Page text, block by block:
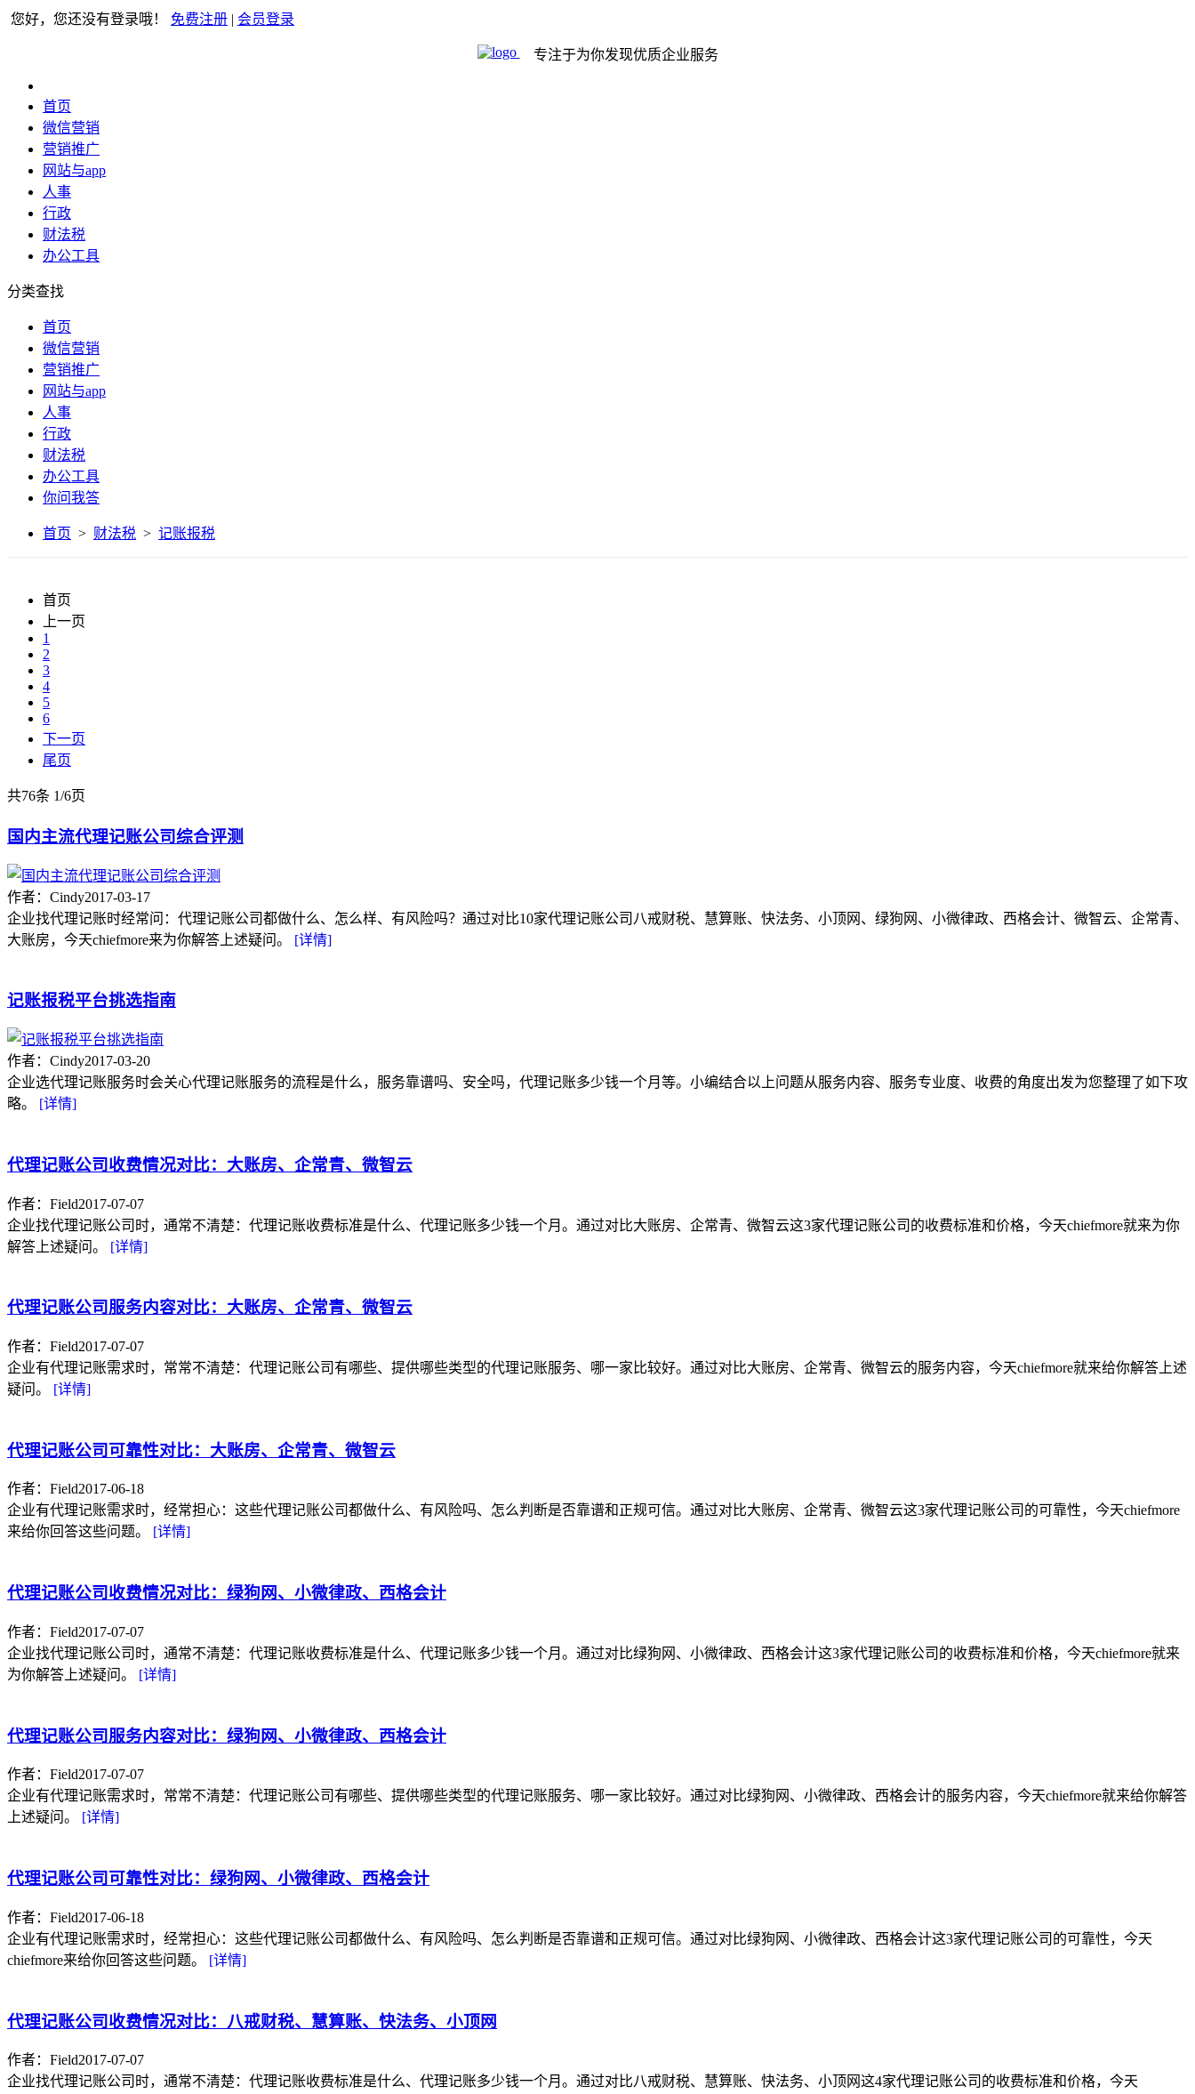
您好，您还没有登录哦！ 免费注册 | 会员登录
专注于为你发现优质企业服务
首页
微信营销
营销推广
网站与app
人事
行政
财法税
办公工具
分类查找
首页
微信营销
营销推广
网站与app
人事
行政
财法税
办公工具
你问我答
首页 > 财法税 > 记账报税
首页
上一页
1
2
3
4
5
6
下一页
尾页
共76条 1/6页
国内主流代理记账公司综合评测
作者：Cindy2017-03-17
企业找代理记账时经常问：代理记账公司都做什么、怎么样、有风险吗？通过对比10家代理记账公司八戒财税、慧算账、快法务、小顶网、绿狗网、小微律政、西格会计、微智云、企常青、
大账房，今天chiefmore来为你解答上述疑问。 [详情]
记账报税平台挑选指南
作者：Cindy2017-03-20
企业选代理记账服务时会关心代理记账服务的流程是什么，服务靠谱吗、安全吗，代理记账多少钱一个月等。小编结合以上问题从服务内容、服务专业度、收费的角度出发为您整理了如下攻
略。 [详情]
代理记账公司收费情况对比：大账房、企常青、微智云
作者：Field2017-07-07
企业找代理记账公司时，通常不清楚：代理记账收费标准是什么、代理记账多少钱一个月。通过对比大账房、企常青、微智云这3家代理记账公司的收费标准和价格，今天chiefmore就来为你
解答上述疑问。 [详情]
代理记账公司服务内容对比：大账房、企常青、微智云
作者：Field2017-07-07
企业有代理记账需求时，常常不清楚：代理记账公司有哪些、提供哪些类型的代理记账服务、哪一家比较好。通过对比大账房、企常青、微智云的服务内容，今天chiefmore就来给你解答上述
疑问。 [详情]
代理记账公司可靠性对比：大账房、企常青、微智云
作者：Field2017-06-18
企业有代理记账需求时，经常担心：这些代理记账公司都做什么、有风险吗、怎么判断是否靠谱和正规可信。通过对比大账房、企常青、微智云这3家代理记账公司的可靠性，今天chiefmore
来给你回答这些问题。
[详情]
代理记账公司收费情况对比：绿狗网、小微律政、西格会计
作者：Field2017-07-07
企业找代理记账公司时，通常不清楚：代理记账收费标准是什么、代理记账多少钱一个月。通过对比绿狗网、小微律政、西格会计这3家代理记账公司的收费标准和价格，今天chiefmore就来
为你解答上述疑问。 [详情]
代理记账公司服务内容对比：绿狗网、小微律政、西格会计
作者：Field2017-07-07
企业有代理记账需求时，常常不清楚：代理记账公司有哪些、提供哪些类型的代理记账服务、哪一家比较好。通过对比绿狗网、小微律政、西格会计的服务内容，今天chiefmore就来给你解答
上述疑问。 [详情]
代理记账公司可靠性对比：绿狗网、小微律政、西格会计
作者：Field2017-06-18
企业有代理记账需求时，经常担心：这些代理记账公司都做什么、有风险吗、怎么判断是否靠谱和正规可信。通过对比绿狗网、小微律政、西格会计这3家代理记账公司的可靠性，今天
chiefmore来给你回答这些问题。 [详情]
代理记账公司收费情况对比：八戒财税、慧算账、快法务、小顶网
作者：Field2017-07-07
企业找代理记账公司时，通常不清楚：代理记账收费标准是什么、代理记账多少钱一个月。通过对比八戒财税、慧算账、快法务、小顶网这4家代理记账公司的收费标准和价格，今天